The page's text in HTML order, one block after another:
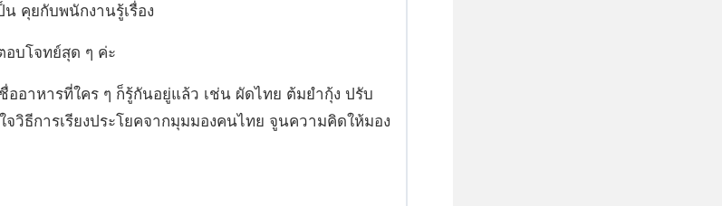
คุยกับพนักงานรู้เรื่อง
อบโจทย์สุด ๆ ค่ะ
อาหารที่ใคร ๆ ก็รู้กันอยู่แล้ว เช่น ผัดไทย ต้มยำกุ้ง ปรับ
วิธีการเรียงประโยคจากมุมมองคนไทย จูนความคิดให้มอง